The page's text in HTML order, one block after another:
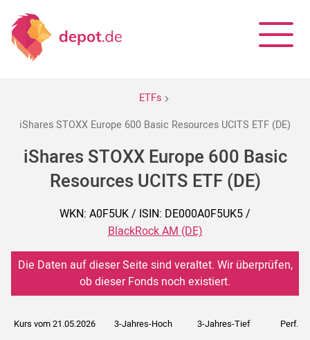
ETFs
iShares STOXX Europe 600 Basic Resources UCITS ETF (DE)
iShares STOXX Europe 600 Basic
Resources UCITS ETF (DE)
WKN: A0F5UK / ISIN: DE000A0F5UK5 /
BlackRock AM (DE)
Die Daten auf dieser Seite sind veraltet. Wir überprüfen,
ob dieser Fonds noch existiert.
Kurs vom 21.05.2026 3-Jahres-Hoch 3-Jahres-Tief Perf. 5J